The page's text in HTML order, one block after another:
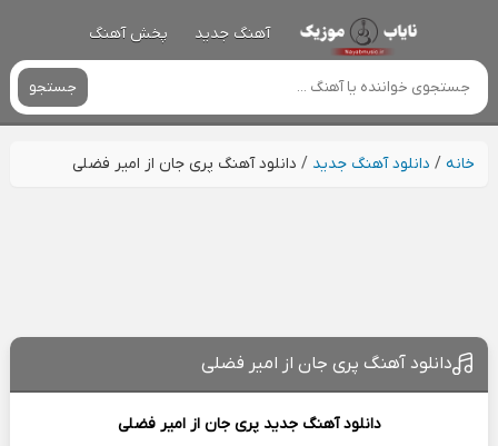
آهنگ جدید پخش آهنگ
جستجو
خانه/ دانلود آهنگ جدید / دانلود آهنگ پری جان از امیر فضلی
دانلود آهنگ پری جان از امیر فضلی
دانلود آهنگ جدید پری جان ازامیر فضلی